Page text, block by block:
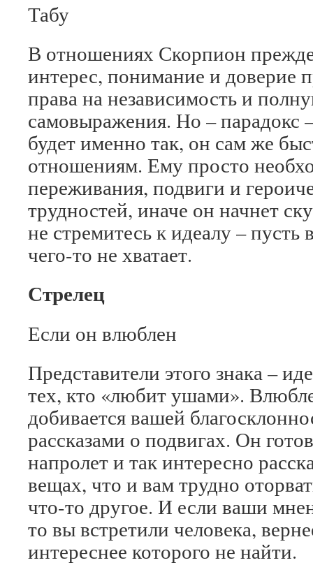
Табу
В отношениях Скорпион
интерес, понимание и доверие
права на независимость и
самовыражения. Но – парадокс
будет именно так, он сам же
отношениям. Ему просто
переживания, подвиги и
трудностей, иначе он начнет
не стремитесь к идеалу – пусть
чего-то не хватает.
Стрелец
Если он влюблен
Представители этого знака –
тех, кто «любит ушами».
добивается вашей
рассказами о подвигах. Он
напролет и так интересно
вещах, что и вам трудно
что-то другое. И если ваши
то вы встретили человека,
интереснее которого не найти.